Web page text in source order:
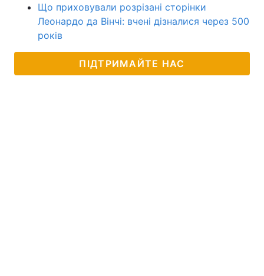
Що приховували розрізані сторінки
Леонардо да Вінчі: вчені дізналися через 500
років
ПІДТРИМАЙТЕ НАС